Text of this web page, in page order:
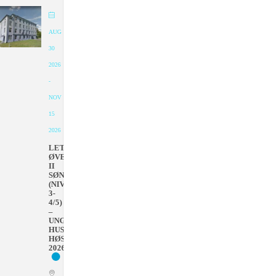
AUG
30
2026
-
NOV
15
2026
LETT
ØVET
II
SØNDAGER
(NIVÅ
3-
4/5)
–
UNGDOMMENS
HUS
HØSTEN
2026